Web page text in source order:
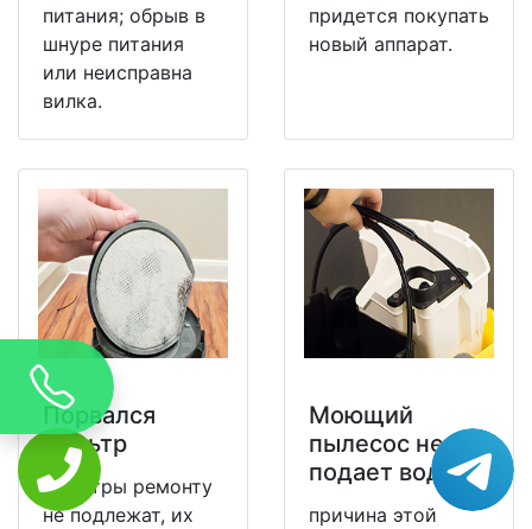
питания; обрыв в
шнуре питания
или неисправна
вилка.
придется покупать
новый аппарат.
Порвался
фильтр
Фильтры ремонту
не подлежат, их
Моющий
пылесос не
подает воду
причина этой